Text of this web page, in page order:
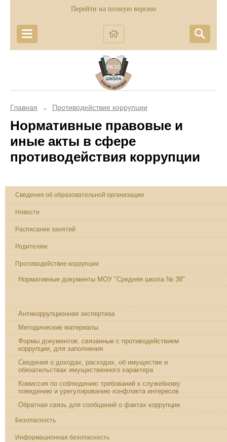
Перейти на полную версию
Главная → Противодействие коррупции
Нормативные правовые и
иные акты в сфере
противодействия коррупции
Сведения об образовательной организации
Новости
Расписание занятий
Родителям
Противодействие коррупции
Нормативные документы МОУ "Средняя школа № 38"
Антикоррупционная экспертиза
Методические материалы
Формы документов, связанные с противодействием
коррупции, для заполнения
Сведения о доходах, расходах, об имуществе и
обязательствах имущественного характера
Комиссия по соблюдению требований к служебному
поведению и урегулированию конфликта интересов
Обратная связь для сообщений о фактах коррупции
Безопасность
Информационная безопасность